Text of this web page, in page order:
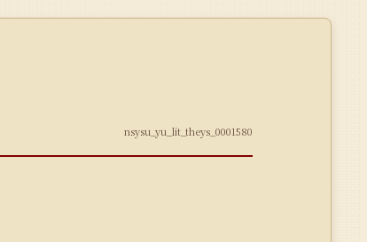
nsysu_yu_lit_theys_0001580